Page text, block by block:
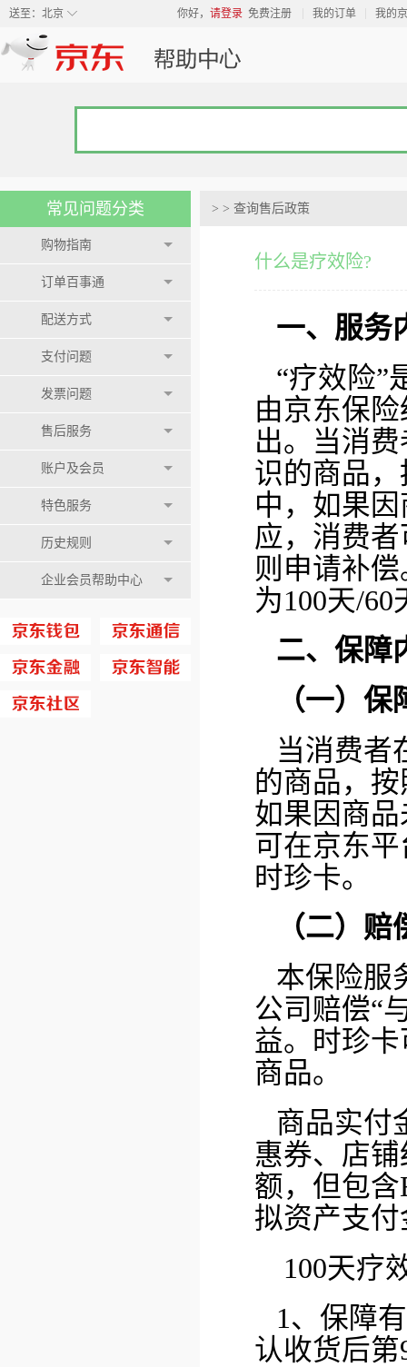
◇
送至： 北京 你好， 请登录 免费注册 我的订单 我的
常见问题分类
购物指南
订单百事通
配送方式
支付问题
发票问题
售后服务
账户及会员
特色服务
历史规则
企业会员帮助中心
> > 查询售后政策
什么是疗效险?
一、服务
“疗效险”
由京东保
出。当消
识的商品
中，如果
应，消费
则申请补
为100天/
二、保障
（一）保
当消费者
的商品，
如果因商
可在京东
时珍卡。
（二）赔
本保险服
公司赔偿“
益。时珍
商品。
商品实付
惠券、店
额，但包
拟资产支付
100天疗
1、保障
认收货后